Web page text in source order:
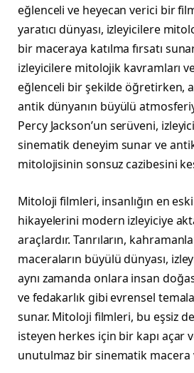
eğlenceli ve heyecan verici bir
yaratıcı dünyası, izleyicilere
bir maceraya katılma fırsatı
izleyicilere mitolojik kavramları
eğlenceli bir şekilde öğretirken,
antik dünyanın büyülü
Percy Jackson’un serüveni,
sinematik deneyim sunar ve
mitolojisinin sonsuz cazibesini
Mitoloji filmleri, insanlığın en
hikayelerini modern izleyiciye
araçlardır. Tanrıların,
maceraların büyülü dünyası,
aynı zamanda onlara insan
ve fedakarlık gibi evrensel
sunar. Mitoloji filmleri, bu eşsiz
isteyen herkes için bir kapı açar
unutulmaz bir sinematik macera